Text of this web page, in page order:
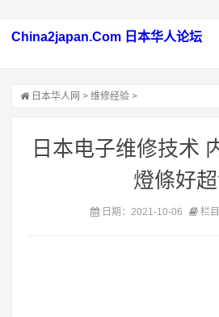
China2japan.Com 日本华人论坛
日本华人网 > 维修经验 >
日本电子维修技术
燈條好
日期：2021-10-06 栏